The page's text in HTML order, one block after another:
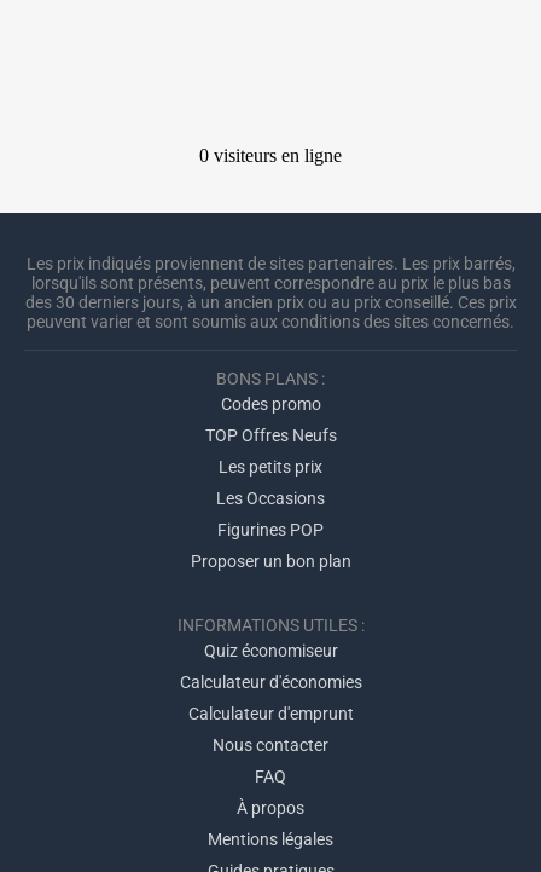
Les prix indiqués proviennent de sites partenaires. Les prix barrés,
lorsqu'ils sont présents, peuvent correspondre au prix le plus bas
des 30 derniers jours, à un ancien prix ou au prix conseillé. Ces prix
peuvent varier et sont soumis aux conditions des sites concernés.
BONS PLANS :
Codes promo
TOP Offres Neufs
Les petits prix
Les Occasions
Figurines POP
Proposer un bon plan
INFORMATIONS UTILES :
Quiz économiseur
Calculateur d'économies
Calculateur d'emprunt
Nous contacter
FAQ
À propos
Mentions légales